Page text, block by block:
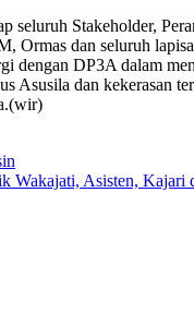
seluruh Stakeholder,
Ormas dan seluruh
dengan DP3A dalam
Asusila dan kekerasan
Wakajati, Asisten, Kajari